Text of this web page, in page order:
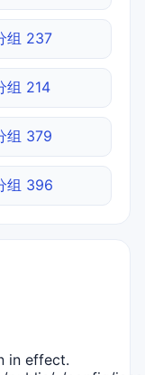
组 237
组 214
组 379
组 396
in effect.